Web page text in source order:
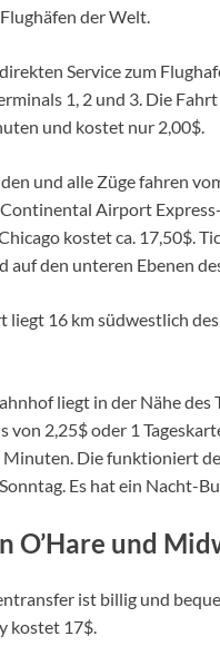
der Welt.
Service zum
1, 2 und 3. Die
und kostet nur 2,00$.
und alle Züge fahren
Airport
kostet ca. 17,50$.
den unteren Ebenen
16 km südwestlich
liegt in der Nähe des
2,25$ oder 1
Die funktioniert
Es hat ein Nacht-
O’Hare und
ist billig und
kostet 17$.